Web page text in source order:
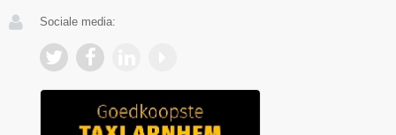
Sociale media: